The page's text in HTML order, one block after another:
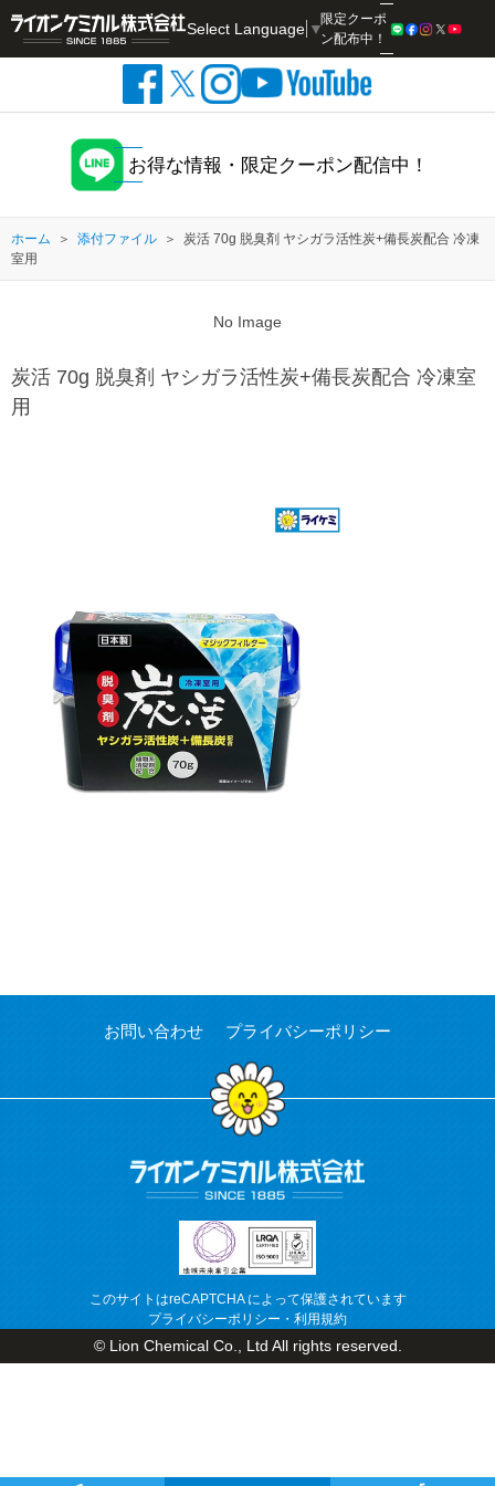
Select Language ▼
限定クーポ
ン配布中！
お得な情報・限定クーポン配信中！
ホーム 添付ファイル
炭活 70g 脱臭剤 ヤシガラ活性炭+備長炭配合 冷凍
室用
No Image
炭活 70g 脱臭剤 ヤシガラ活性炭+備長炭配合 冷凍室
用
お問い合わせ プライバシーポリシー
このサイトはreCAPTCHA によって保護されています
プライバシーポリシー ・ 利用規約
© Lion Chemical Co., Ltd All rights reserved.
検索